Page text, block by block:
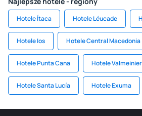
Hotele Ítaca Hotele Léucade
Hotele Ios Hotele Central Macedonia
Hotele Punta Cana Hotele Valmeinier
Hotele Santa Lucía Hotele Exuma